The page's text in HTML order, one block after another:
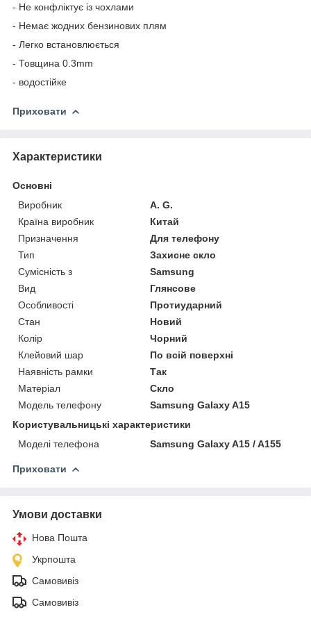
- Не конфліктує із чохлами
- Немає жодних бензинових плям
- Легко встановлюється
- Товщина 0.3mm
- водостійке
Приховати
Характеристики
Основні
Виробник
A. G.
Країна виробник
Китай
Призначення
Для телефону
Тип
Захисне скло
Сумісність з
Samsung
Вид
Глянсове
Особливості
Протиударний
Стан
Новий
Колір
Чорний
Клейовий шар
По всій поверхні
Наявність рамки
Так
Матеріал
Скло
Модель телефону
Samsung Galaxy A15
Користувальницькі характеристики
Моделі телефона
Samsung Galaxy A15 / A155
Приховати
Умови доставки
Нова Пошта
Укрпошта
Самовивіз
Самовивіз